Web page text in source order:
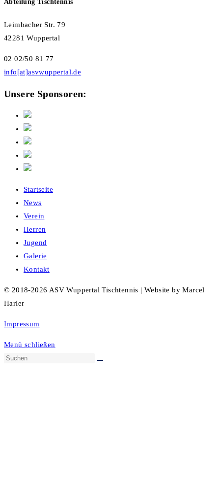
Abteilung Tischtennis
Leimbacher Str. 79
42281 Wuppertal
02 02/50 81 77
info[at]asvwuppertal.de
Unsere Sponsoren:
Startseite
News
Verein
Herren
Jugend
Galerie
Kontakt
© 2018-2026 ASV Wuppertal Tischtennis | Website by Marcel
Harler
Impressum
Menü schließen